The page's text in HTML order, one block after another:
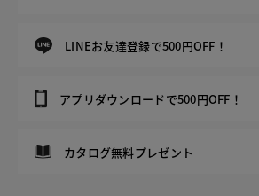
LINEお友達登録で500円OFF！
アプリダウンロードで500円OFF！
カタログ無料プレゼント